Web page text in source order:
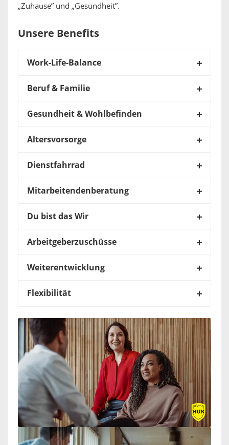
„Zuhause” und „Gesundheit”.
Unsere Benefits
Work-Life-Balance
Beruf & Familie
Gesundheit & Wohlbefinden
Altersvorsorge
Dienstfahrrad
Mitarbeitendenberatung
Du bist das Wir
Arbeitgeberzuschüsse
Weiterentwicklung
Flexibilität